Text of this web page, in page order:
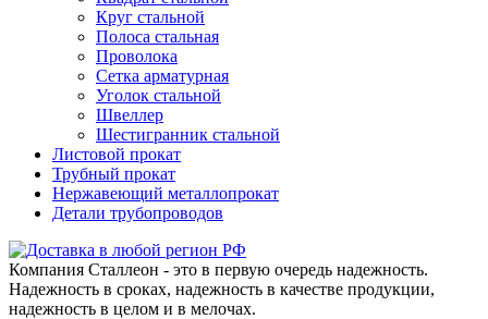
Круг стальной
Полоса стальная
Проволока
Сетка арматурная
Уголок стальной
Швеллер
Шестигранник стальной
Листовой прокат
Трубный прокат
Нержавеющий металлопрокат
Детали трубопроводов
Компания Сталлеон - это в первую очередь надежность.
Надежность в сроках, надежность в качестве продукции,
надежность в целом и в мелочах.